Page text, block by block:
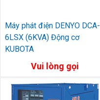
Máy phát điện DENYO DCA-
6LSX (6KVA) Động cơ
KUBOTA
Vui lòng gọi